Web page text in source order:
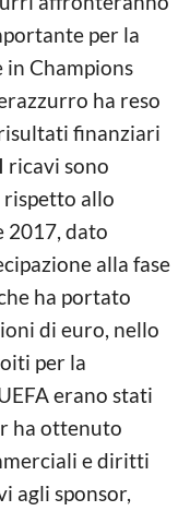
per la
in Champions
ha reso
finanziari
ricavi sono
allo
2017, dato
alla fase
ha portato
di euro, nello
per la
erano stati
ha ottenuto
e diritti
agli sponsor,